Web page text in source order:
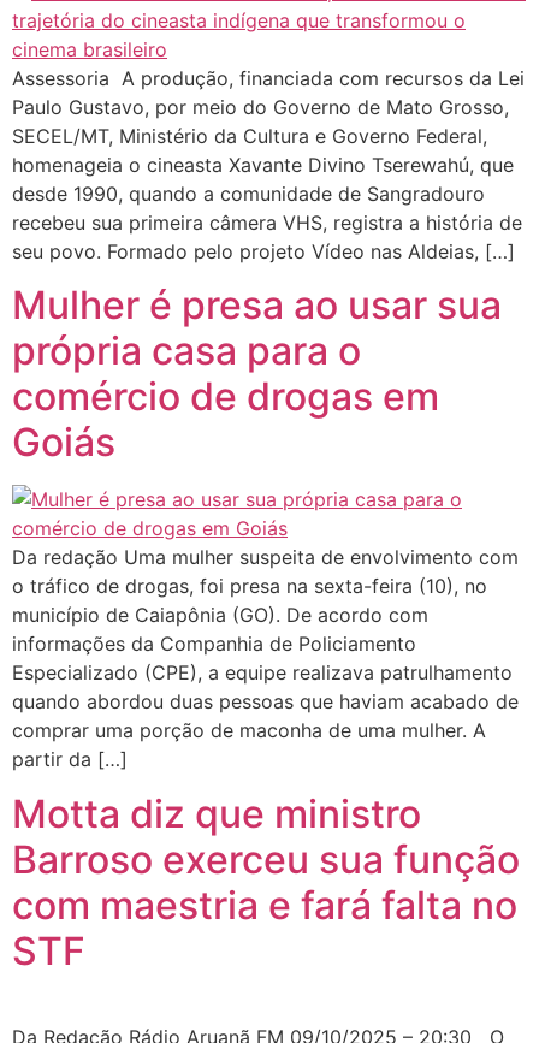
Assessoria A produção, financiada com recursos da Lei
Paulo Gustavo, por meio do Governo de Mato Grosso,
SECEL/MT, Ministério da Cultura e Governo Federal,
homenageia o cineasta Xavante Divino Tserewahú, que
desde 1990, quando a comunidade de Sangradouro
recebeu sua primeira câmera VHS, registra a história de
seu povo. Formado pelo projeto Vídeo nas Aldeias, […]
Mulher é presa ao usar sua
própria casa para o
comércio de drogas em
Goiás
Da redação Uma mulher suspeita de envolvimento com
o tráfico de drogas, foi presa na sexta-feira (10), no
município de Caiapônia (GO). De acordo com
informações da Companhia de Policiamento
Especializado (CPE), a equipe realizava patrulhamento
quando abordou duas pessoas que haviam acabado de
comprar uma porção de maconha de uma mulher. A
partir da […]
Motta diz que ministro
Barroso exerceu sua função
com maestria e fará falta no
STF
Da Redação Rádio Aruanã FM 09/10/2025 – 20:30 O